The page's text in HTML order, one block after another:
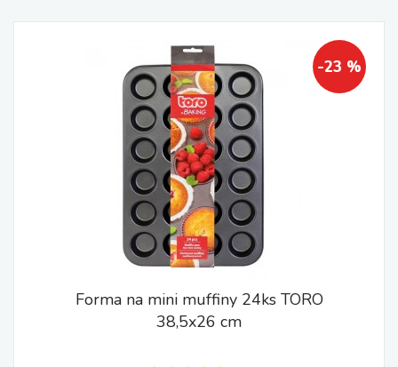
-23 %
Forma na mini muffiny 24ks TORO
38,5x26 cm